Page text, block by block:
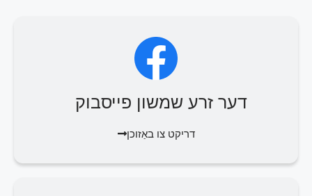
דער זרע שמשון פייסבוק
דריקט צו באַזוכן